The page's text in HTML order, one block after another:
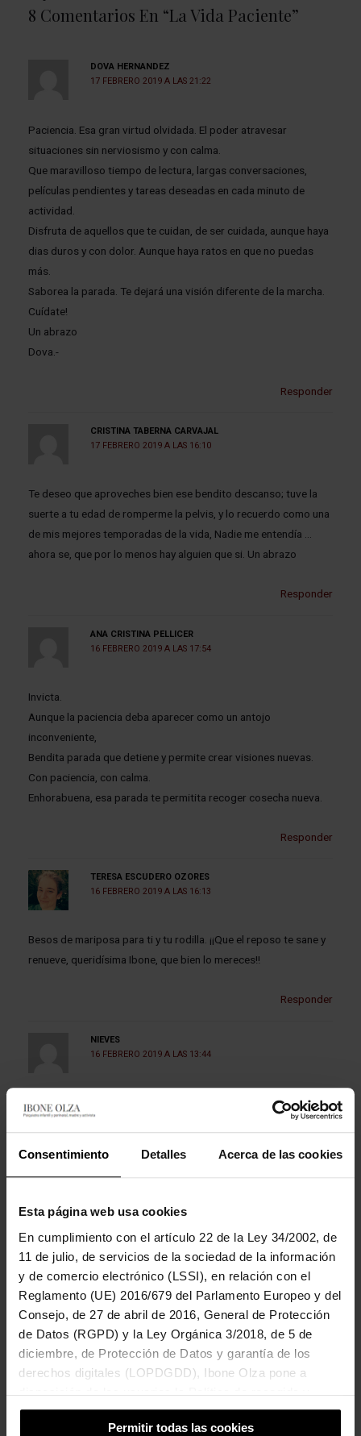
Consentimiento Detalles Acerca de las cookies
Esta página web usa cookies
En cumplimiento con el artículo 22 de la Ley 34/2002, de
11 de julio, de servicios de la sociedad de la información
y de comercio electrónico (LSSI), en relación con el
Reglamento (UE) 2016/679 del Parlamento Europeo y del
Consejo, de 27 de abril de 2016, General de Protección
de Datos (RGPD) y la Ley Orgánica 3/2018, de 5 de
diciembre, de Protección de Datos y garantía de los
derechos digitales (LOPDGDD), Ibone Olza pone a
disposición de los usuarios la Política de recogida y
tratamiento de cookies del sitio Web.
Permitir todas las cookies
8 Comentarios En “La Vida Paciente”
DOVA HERNANDEZ
17 FEBRERO 2019 A LAS 21:22
Paciencia. Esa gran virtud olvidada. El poder atravesar
situaciones sin nerviosismo y con calma.
Que maravilloso tiempo de lectura, largas conversaciones,
películas pendientes y tareas deseadas en cada minuto de
actividad.
Disfruta de aquellos que te cuidan, de ser cuidada, aunque haya
dias duros y con dolor. Aunque haya ratos en que no puedas
más.
Saborea la parada. Te dejará una visión diferente de la marcha.
Cuídate!
Un abrazo
Dova.-
Responder
CRISTINA TABERNA CARVAJAL
17 FEBRERO 2019 A LAS 16:10
Te deseo que aproveches bien ese bendito descanso; tuve la
suerte a tu edad de romperme la pelvis, y lo recuerdo como una
de mis mejores temporadas de la vida, Nadie me entendía …
ahora se, que por lo menos hay alguien que si. Un abrazo
Responder
ANA CRISTINA PELLICER
16 FEBRERO 2019 A LAS 17:54
Invicta.
Aunque la paciencia deba aparecer como un antojo
inconveniente,
Bendita parada que detiene y permite crear visiones nuevas.
Con paciencia, con calma.
Enhorabuena, esa parada te permitita recoger cosecha nueva.
Responder
TERESA ESCUDERO OZORES
16 FEBRERO 2019 A LAS 16:13
Besos de mariposa para ti y tu rodilla. ¡¡Que el reposo te sane y
renueve, queridísima Ibone, que bien lo mereces!!
Responder
NIEVES
16 FEBRERO 2019 A LAS 13:44
Que bonito !! Cúrate pronto, pero mantén esa poesía. Un
Responder
16 FEBRERO 2019 A LAS 11:58
*** Ibone, hay una falta mía, donde pone «respetarnos» debe
poner «respetarnos». También queda bien lo que el texto
predictivo ha seleccionado, pero mi intención era la otra. Lo
dicho, un abrazo enorme Cris
El ds., 16 de febr. 2019, 11:54, Cristina Bonhomme va escriure:
convalecencias, todos los parones forzosos nos obligan a >